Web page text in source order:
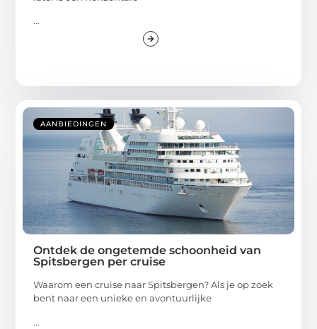
...
AANBIEDINGEN
Ontdek de ongetemde schoonheid van
Spitsbergen per cruise
Waarom een cruise naar Spitsbergen? Als je op zoek
bent naar een unieke en avontuurlijke
...